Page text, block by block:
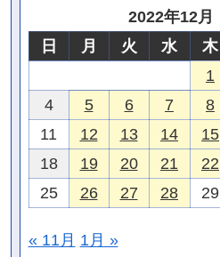
2022年12月
日
月 火 水 木
1
4
5 6 7 8
11
12 13 14 15
18
19 20 21 22
25
26 27 28 29
« 11月 1月 »